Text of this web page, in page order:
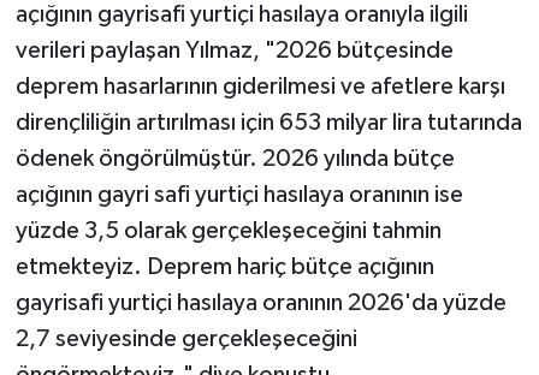
açığının gayrisafi yurtiçi hasılaya oranıyla ilgili
verileri paylaşan Yılmaz, "2026 bütçesinde
deprem hasarlarının giderilmesi ve afetlere karşı
dirençliliğin artırılması için 653 milyar lira tutarında
ödenek öngörülmüştür. 2026 yılında bütçe
açığının gayri safi yurtiçi hasılaya oranının ise
yüzde 3,5 olarak gerçekleşeceğini tahmin
etmekteyiz. Deprem hariç bütçe açığının
gayrisafi yurtiçi hasılaya oranının 2026'da yüzde
2,7 seviyesinde gerçekleşeceğini